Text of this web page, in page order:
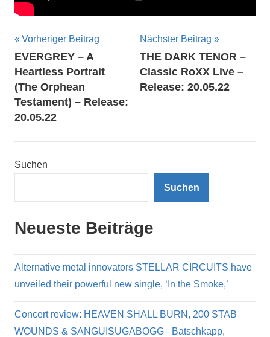
Beitragsnavigation
Vorheriger Beitrag
EVERGREY – A
Heartless Portrait
(The Orphean
Testament) – Release:
20.05.22
Nächster Beitrag
THE DARK TENOR –
Classic RoXX Live –
Release: 20.05.22
Suchen
Suchen
Neueste Beiträge
Alternative metal innovators STELLAR CIRCUITS have
unveiled their powerful new single, ‘In the Smoke,’
Concert review: HEAVEN SHALL BURN, 200 STAB
WOUNDS & SANGUISUGABOGG– Batschkapp,